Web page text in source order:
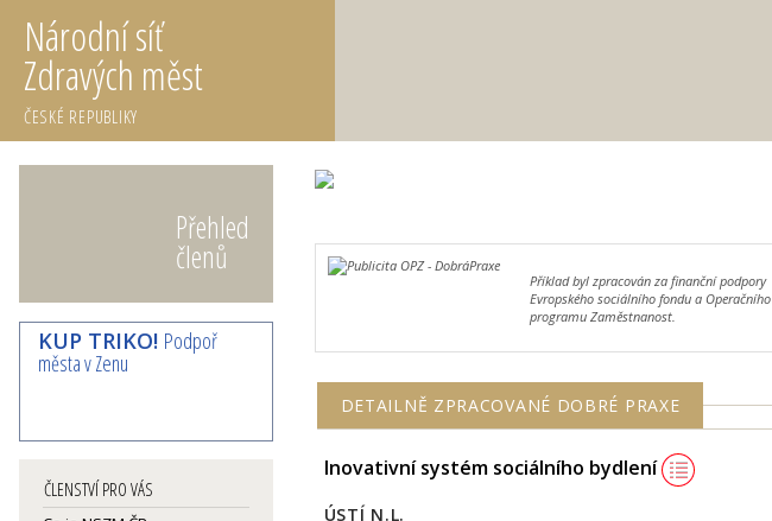
Národní síť
Zdravých měst
ČESKÉ REPUBLIKY
Přehled
členů
KUP TRIKO! Podpoř
města v Zenu
ČLENSTVÍ PRO VÁS
Příklad byl zpracován za finanční podpory
Evropského sociálního fondu a Operačního
programu Zaměstnanost.
DETAILNĚ ZPRACOVANÉ DOBRÉ PRAXE
Inovativní systém sociálního bydlení
ÚSTÍ N.L.